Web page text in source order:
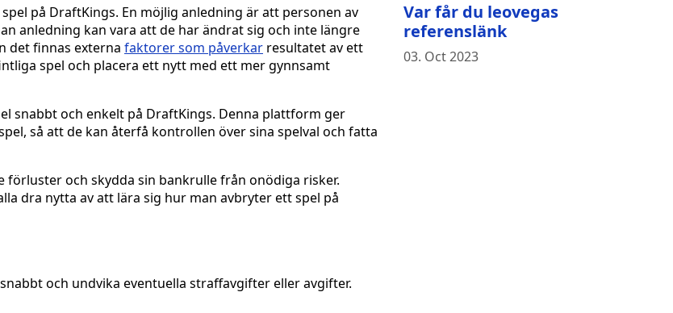
på DraftKings. En möjlig anledning är att personen av
anledning kan vara att de har ändrat sig och inte längre
det finnas externa faktorer som påverkar resultatet av ett
spel och placera ett nytt med ett mer gynnsamt
snabbt och enkelt på DraftKings. Denna plattform ger
så att de kan återfå kontrollen över sina spelval och fatta
och skydda sin bankrulle från onödiga risker.
dra nytta av att lära sig hur man avbryter ett spel på
och undvika eventuella straffavgifter eller avgifter.
Var får du leovegas
referenslänk
03. Oct 2023